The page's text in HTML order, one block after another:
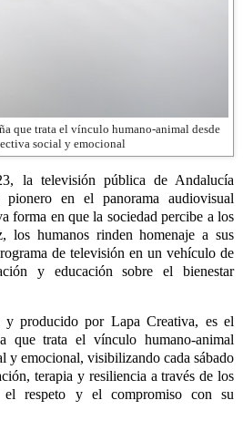
que trata el vínculo humano-animal desde
social y emocional
la televisión pública de Andalucía
pionero en el panorama audiovisual
forma en quela sociedad percibe a los
los humanos rinden homenaje a sus
de televisión en un vehículo de
y educación sobre el bienestar
y producido por Lapa Creativa, es el
que trata el vínculo humano-animal
y emocional, visibilizando cada sábado
terapia y resiliencia a través de los
el respeto y el compromiso con su